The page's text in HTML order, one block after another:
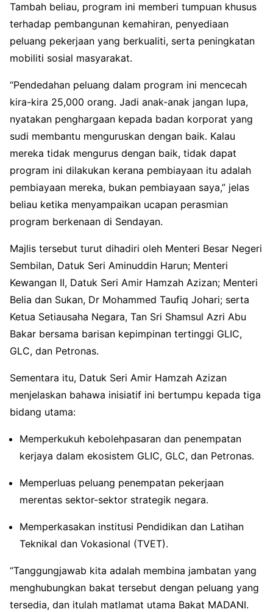
Tambah beliau, program ini memberi tumpuan khusus
terhadap pembangunan kemahiran, penyediaan
peluang pekerjaan yang berkualiti, serta peningkatan
mobiliti sosial masyarakat.
“Pendedahan peluang dalam program ini mencecah
kira-kira 25,000 orang. Jadi anak-anak jangan lupa,
nyatakan penghargaan kepada badan korporat yang
sudi membantu menguruskan dengan baik. Kalau
mereka tidak mengurus dengan baik, tidak dapat
program ini dilakukan kerana pembiayaan itu adalah
pembiayaan mereka, bukan pembiayaan saya,” jelas
beliau ketika menyampaikan ucapan perasmian
program berkenaan di Sendayan.
Majlis tersebut turut dihadiri oleh Menteri Besar Negeri
Sembilan, Datuk Seri Aminuddin Harun; Menteri
Kewangan II, Datuk Seri Amir Hamzah Azizan; Menteri
Belia dan Sukan, Dr Mohammed Taufiq Johari; serta
Ketua Setiausaha Negara, Tan Sri Shamsul Azri Abu
Bakar bersama barisan kepimpinan tertinggi GLIC,
GLC, dan Petronas.
Sementara itu, Datuk Seri Amir Hamzah Azizan
menjelaskan bahawa inisiatif ini bertumpu kepada tiga
bidang utama:
Memperkukuh kebolehpasaran dan penempatan
kerjaya dalam ekosistem GLIC, GLC, dan Petronas.
Memperluas peluang penempatan pekerjaan
merentas sektor-sektor strategik negara.
Memperkasakan institusi Pendidikan dan Latihan
Teknikal dan Vokasional (TVET).
“Tanggungjawab kita adalah membina jambatan yang
menghubungkan bakat tersebut dengan peluang yang
tersedia, dan itulah matlamat utama Bakat MADANI.